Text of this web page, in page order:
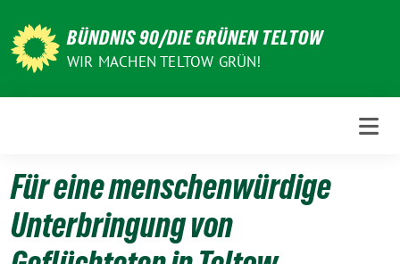
zum
Inhalt
BÜNDNIS 90/DIE GRÜNEN TELTOW
WIR MACHEN TELTOW GRÜN!
Für eine menschenwürdige
Unterbringung von